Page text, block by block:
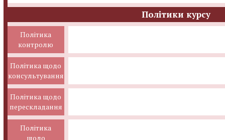
Політики курсу
Політика
контролю
Політика щодо
консультування
Політика щодо
перескладання
Політика
щодо